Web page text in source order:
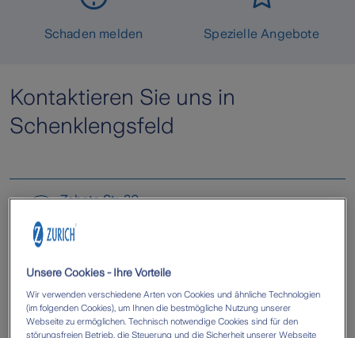
Schaden melden Spezielle Angebote
Kontaktieren Sie uns in
Schenklengsfeld
Zehnte Str. 30,
Unsere Cookies - Ihre Vorteile
Wir verwenden verschiedene Arten von Cookies und ähnliche Technologien
(im folgenden Cookies), um Ihnen die bestmögliche Nutzung unserer
Webseite zu ermöglichen. Technisch notwendige Cookies sind für den
störungsfreien Betrieb, die Steuerung und die Sicherheit unserer Webseite